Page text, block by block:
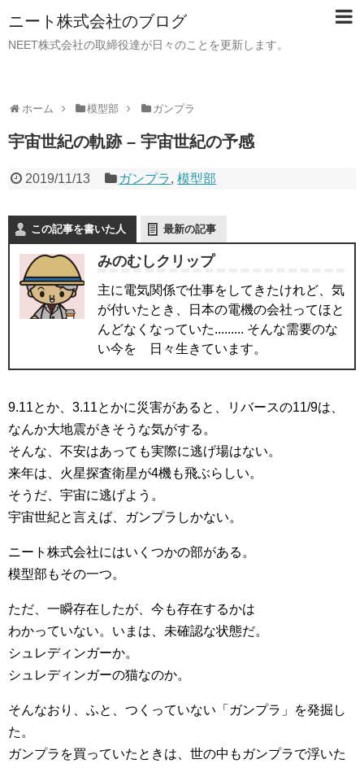
ニート株式会社のブログ
NEET株式会社の取締役達が日々のことを更新します。
ホーム 模型部 ガンプラ
宇宙世紀の軌跡 – 宇宙世紀の予感
2019/11/13 ガンプラ,模型部
この記事を書いた人 最新の記事
みのむしクリップ
主に電気関係で仕事をしてきたけれど、気
が付いたとき、日本の電機の会社ってほと
んどなくなっていた......... そんな需要のな
い今を 日々生きています。
9.11とか、3.11とかに災害があると、リバースの11/9は、
なんか大地震がきそうな気がする。
そんな、不安はあっても実際に逃げ場はない。
来年は、火星探査衛星が4機も飛ぶらしい。
そうだ、宇宙に逃げよう。
宇宙世紀と言えば、ガンプラしかない。
ニート株式会社にはいくつかの部がある。
模型部もその一つ。
ただ、一瞬存在したが、今も存在するかは
わかっていない。いまは、未確認な状態だ。
シュレディンガーか。
シュレディンガーの猫なのか。
そんなおり、ふと、つくっていない「ガンプラ」を発掘し
た。
ガンプラを買っていたときは、世の中もガンプラで浮いた